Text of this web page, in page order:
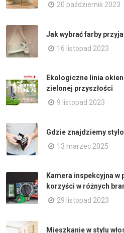
20 październik 2023
Jak wybrać farby
16 listopad 2023
Ekologiczne linia okien
zielonej przyszłości
9 listopad 2023
Gdzie znajdziemy
13 marzec 2025
Kamera inspekcyjna
korzyści w różnych
29 listopad 2023
Mieszkanie w stylu